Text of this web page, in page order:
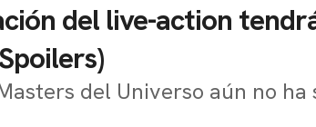
del live-action
del Universo aún no